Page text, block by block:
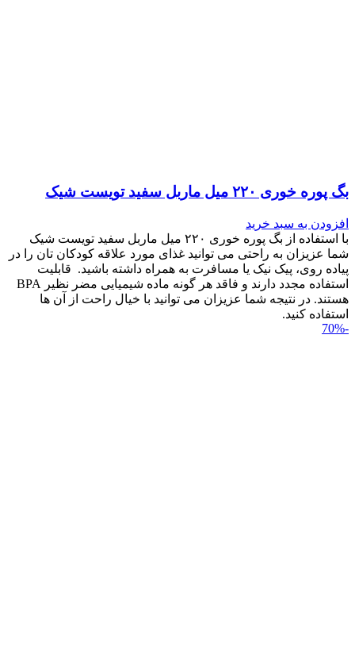
بگ پوره خوری ۲۲۰ میل ماربل سفید تویست شیک
افزودن به سبد خرید
با استفاده از بگ پوره خوری ۲۲۰ میل ماربل سفید تویست شیک
شما عزیزان به راحتی می توانید غذای مورد علاقه کودکان تان را در
پیاده روی، پیک نیک یا مسافرت به همراه داشته باشید. قابلیت
استفاده مجدد دارند و فاقد هر گونه ماده شیمیایی مضر نظیر BPA
هستند. در نتیجه شما عزیزان می توانید با خیال راحت از آن ها
استفاده کنید.
-70%